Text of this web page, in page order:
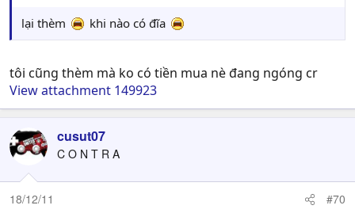
lại thèm khi nào có đĩa
tôi cũng thèm mà ko có tiền mua nè đang ngóng cr
View attachment 149923
cusut07
C O N T R A
18/12/11 #70